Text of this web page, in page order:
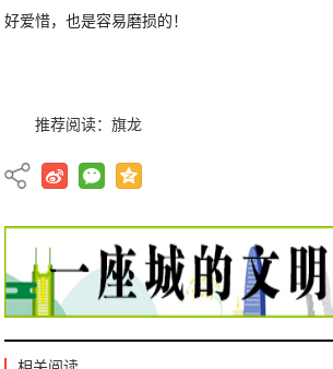
好爱惜，也是容易磨损的！
推荐阅读：旗龙